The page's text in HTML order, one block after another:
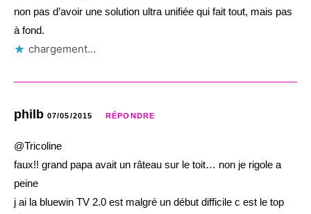
non pas d’avoir une solution ultra unifiée qui fait tout, mais pas
à fond.
chargement…
philb 07/05/2015 RÉPONDRE
@Tricoline
faux!! grand papa avait un râteau sur le toit… non je rigole a
peine
j ai la bluewin TV 2.0 est malgré un début difficile c est le top